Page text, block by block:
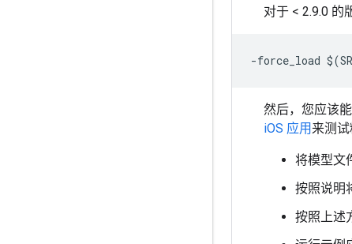
对于 < 2.9.0 的
然后，您应该
iOS 应用 来测试
将模型文
按照说明
按照上述